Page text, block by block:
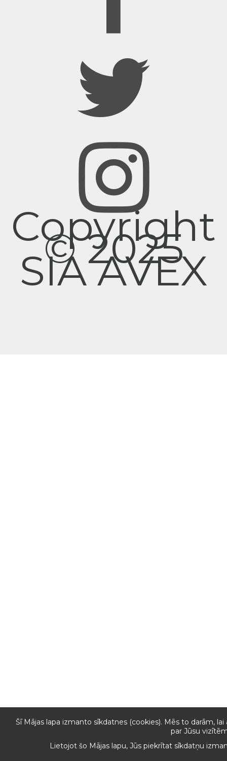
Copyright
© 2025
SIA AVEX
Šī Mājas lapa izmanto sīkdatnes (cookies). Mēs to darām,
par Jūsu
Lietojot šo Mājas lapu, Jūs piekrītat sīkdatņu